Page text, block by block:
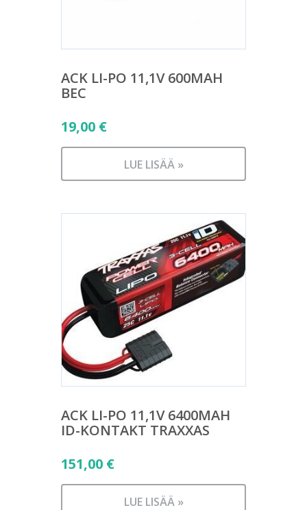
ACK LI-PO 11,1V 600MAH
BEC
19,00 €
LUE LISÄÄ »
ACK LI-PO 11,1V 6400MAH
ID-KONTAKT TRAXXAS
151,00 €
LUE LISÄÄ »